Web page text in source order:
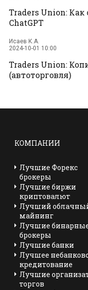
Traders Union: Как
ChatGPT
Исаев К.А.
2024-10-01 10:00
Traders Union:
(автоторговля)
КОМПАНИИ
Лучшие Форекс
брокеры
Лучшие биржи
криптовалют
Лучший
майнинг
Лучшие
брокеры
Лучшие банки
Лучшее
кредитование
Лучшие
торгов